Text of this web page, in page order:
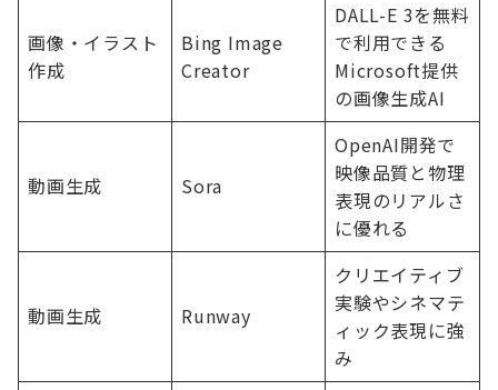
画像・イラスト
作成
Bing Image
Creator
DALL-E 3を無料
で利用できる
Microsoft提供
の画像生成AI
動画生成 Sora
OpenAI開発で
映像品質と物理
表現のリアルさ
に優れる
動画生成 Runway
クリエイティブ
実験やシネマテ
ィック表現に強
み